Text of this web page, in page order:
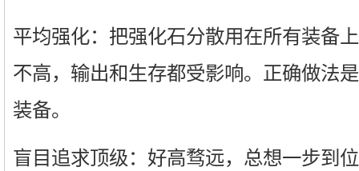
平均强化：把强化石分散用在所有装备
不高，输出和生存都受影响。正确做法
装备。
盲目追求顶级：好高骛远，总想一步到